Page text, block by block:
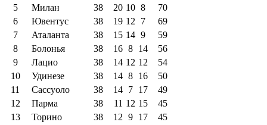
5
Милан 38 20 10 8
70
6
Ювентус 38 19 12 7
69
7
Аталанта 38 15 14 9
59
8
Болонья 38 16 8 14
56
9
Лацио 38 14 12 12
54
10
Удинезе 38 14 8 16
50
11
Сассуоло 38 14 7 17
49
12
Парма 38 11 12 15
45
13
Торино 38 12 9 17
45